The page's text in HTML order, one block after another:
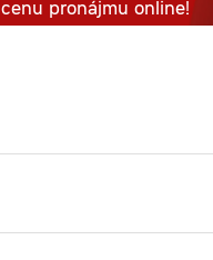
cenu pronájmu online!